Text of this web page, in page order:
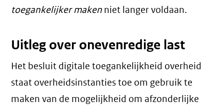
toegankelijker maken niet langer voldaan.
Uitleg over onevenredige last
Het besluit digitale toegankelijkheid overheid
staat overheidsinstanties toe om gebruik te
maken van de mogelijkheid om afzonderlijke